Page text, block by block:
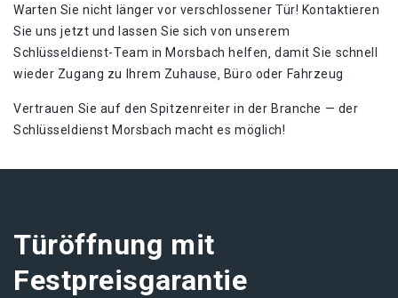
Warten Sie nicht länger vor verschlossener Tür!​ Kontaktieren
Sie uns jetzt und lassen Sie sich von unserem
Schlüsseldienst-Team in Morsbach helfen‚ damit Sie schnell
wieder Zugang zu Ihrem Zuhause‚ Büro oder Fahrzeug
Vertrauen Sie auf den Spitzenreiter in der Branche — der
Schlüsseldienst Morsbach macht es möglich!​
Türöffnung mit
Festpreisgarantie